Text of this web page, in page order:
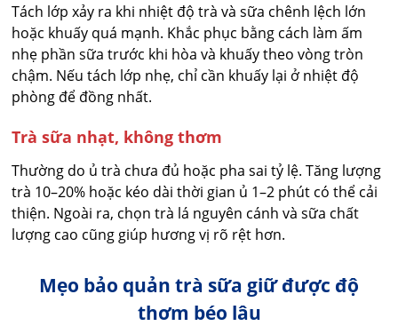
Tách lớp xảy ra khi nhiệt độ trà và sữa chênh lệch lớn
hoặc khuấy quá mạnh. Khắc phục bằng cách làm ấm
nhẹ phần sữa trước khi hòa và khuấy theo vòng tròn
chậm. Nếu tách lớp nhẹ, chỉ cần khuấy lại ở nhiệt độ
phòng để đồng nhất.
Trà sữa nhạt, không thơm
Thường do ủ trà chưa đủ hoặc pha sai tỷ lệ. Tăng lượng
trà 10–20% hoặc kéo dài thời gian ủ 1–2 phút có thể cải
thiện. Ngoài ra, chọn trà lá nguyên cánh và sữa chất
lượng cao cũng giúp hương vị rõ rệt hơn.
Mẹo bảo quản trà sữa giữ được độ
thơm béo lâu